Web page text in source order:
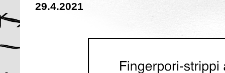
29.4.2021